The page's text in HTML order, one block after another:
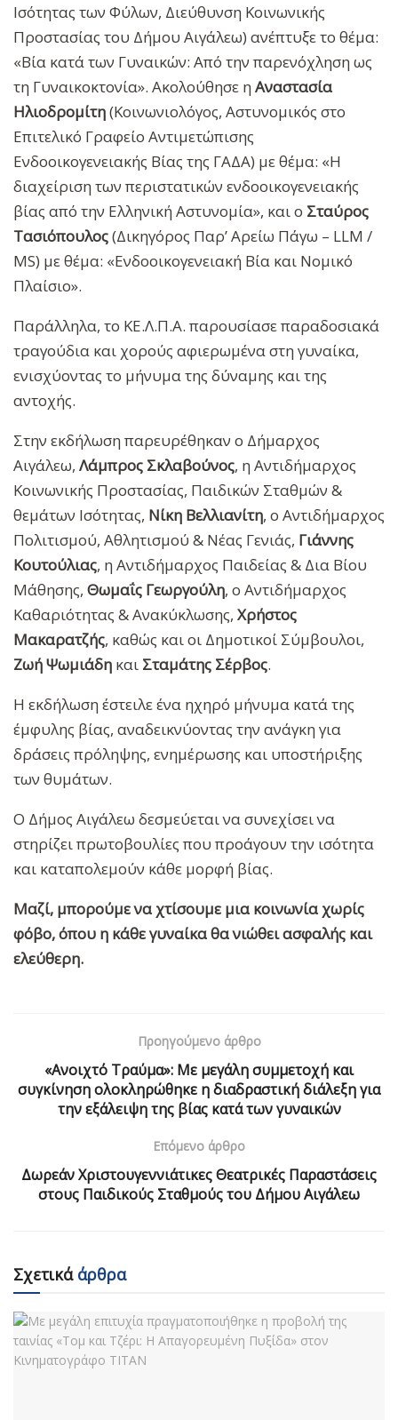
Ισότητας των Φύλων, Διεύθυνση Κοινωνικής
Προστασίας του Δήμου Αιγάλεω) ανέπτυξε το θέμα:
«Βία κατά των Γυναικών: Από την παρενόχληση ως
τη Γυναικοκτονία». Ακολούθησε η Αναστασία
Ηλιοδρομίτη(Κοινωνιολόγος, Αστυνομικός στο
Επιτελικό Γραφείο Αντιμετώπισης
Ενδοοικογενειακής Βίας της ΓΑΔΑ) με θέμα: «Η
διαχείριση των περιστατικών ενδοοικογενειακής
βίας από την Ελληνική Αστυνομία», και ο Σταύρος
Τασιόπουλος(Δικηγόρος Παρ’ Αρείω Πάγω – LLM /
MS) με θέμα: «Ενδοοικογενειακή Βία και Νομικό
Πλαίσιο».
Παράλληλα, το ΚΕ.Λ.Π.Α. παρουσίασε παραδοσιακά
τραγούδια και χορούς αφιερωμένα στη γυναίκα,
ενισχύοντας το μήνυμα της δύναμης και της
αντοχής.
Στην εκδήλωση παρευρέθηκαν ο Δήμαρχος
Αιγάλεω, Λάμπρος Σκλαβούνος, η Αντιδήμαρχος
Κοινωνικής Προστασίας, Παιδικών Σταθμών &
θεμάτων Ισότητας, Νίκη Βελλιανίτη, ο Αντιδήμαρχος
Πολιτισμού, Αθλητισμού & Νέας Γενιάς, Γιάννης
Κουτούλιας, η Αντιδήμαρχος Παιδείας & Δια Βίου
Μάθησης, Θωμαΐς Γεωργούλη, ο Αντιδήμαρχος
Καθαριότητας & Ανακύκλωσης, Χρήστος
Μακαρατζής, καθώς και οι Δημοτικοί Σύμβουλοι,
Ζωή Ψωμιάδη και Σταμάτης Σέρβος.
Η εκδήλωση έστειλε ένα ηχηρό μήνυμα κατά της
έμφυλης βίας, αναδεικνύοντας την ανάγκη για
δράσεις πρόληψης, ενημέρωσης και υποστήριξης
των θυμάτων.
Ο Δήμος Αιγάλεω δεσμεύεται να συνεχίσει να
στηρίζει πρωτοβουλίες που προάγουν την ισότητα
και καταπολεμούν κάθε μορφή βίας.
Μαζί, μπορούμε να χτίσουμε μια κοινωνία χωρίς
φόβο, όπου η κάθε γυναίκα θα νιώθει ασφαλής και
ελεύθερη.
Προηγούμενο άρθρο
«Ανοιχτό Τραύμα»: Με μεγάλη συμμετοχή και
συγκίνηση ολοκληρώθηκε η διαδραστική διάλεξη για
την εξάλειψη της βίας κατά των γυναικών
Επόμενο άρθρο
Δωρεάν Χριστουγεννιάτικες Θεατρικές Παραστάσεις
στους Παιδικούς Σταθμούς του Δήμου Αιγάλεω
Σχετικάάρθρα